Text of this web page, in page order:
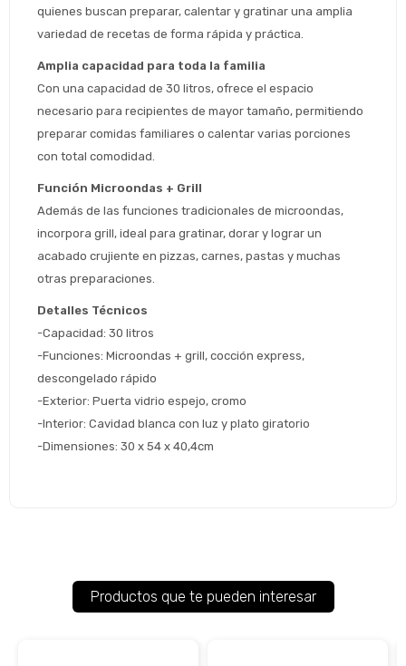
quienes buscan preparar, calentar y gratinar una amplia
variedad de recetas de forma rápida y práctica.
Amplia capacidad para toda la familia
Con una capacidad de 30 litros, ofrece el espacio
necesario para recipientes de mayor tamaño, permitiendo
preparar comidas familiares o calentar varias porciones
con total comodidad.
Función Microondas + Grill
Además de las funciones tradicionales de microondas,
incorpora grill, ideal para gratinar, dorar y lograr un
acabado crujiente en pizzas, carnes, pastas y muchas
otras preparaciones.
Detalles Técnicos
-Capacidad: 30 litros
-Funciones: Microondas + grill, cocción express,
descongelado rápido
-Exterior: Puerta vidrio espejo, cromo
-Interior: Cavidad blanca con luz y plato giratorio
-Dimensiones: 30 x 54 x 40,4cm
Productos que te pueden interesar
Comprá ahora y Pagá
Después, hasta en 12
cuotas y sin tocar tu
* sujeto aprobación crediticia
Cédula de identidad
Celular
Fecha de nacimiento
Día Mes Año
Estás calificado para comprar usando Pago
Después.
Elegí tus productos preferidos
Seleccioná Pago Después como metodo
Parece que no tenes oferta, lamentamos
el inconveniente, por cualquier duda
contactanos en
preguntas@pagodespues.com.uy
¡Algo salió mal!